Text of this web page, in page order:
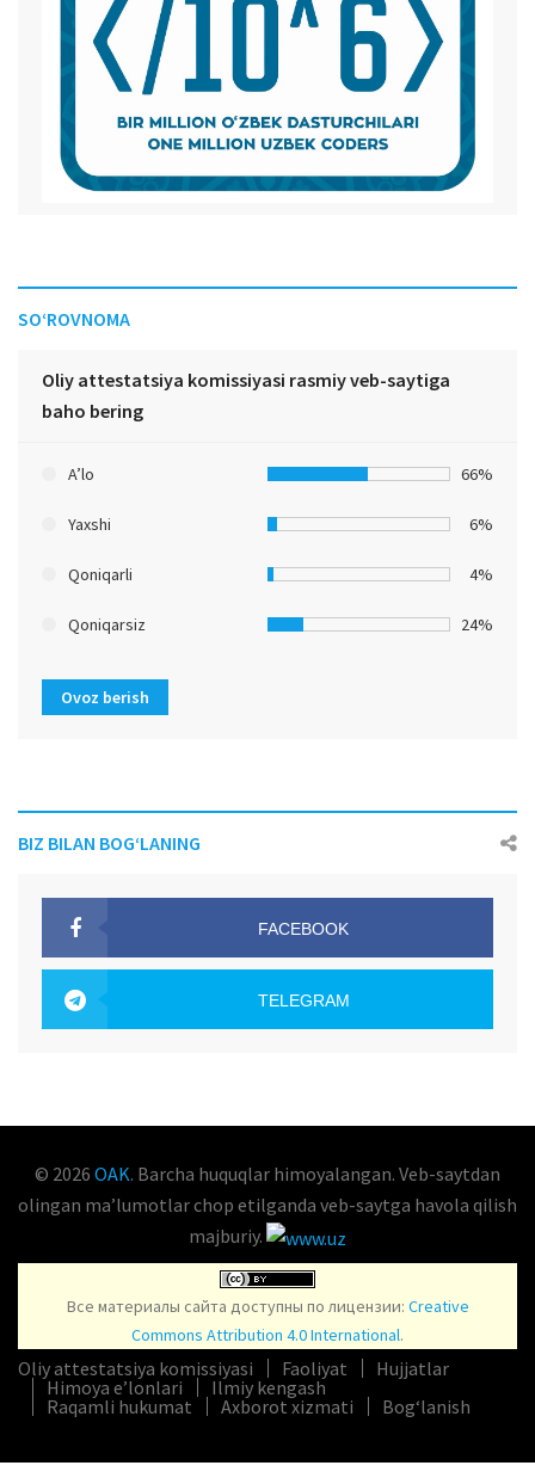
SO‘ROVNOMA
Oliy attestatsiya komissiyasi rasmiy veb-saytiga
baho bering
A’lo 66%
Yaxshi 6%
Qoniqarli 4%
Qoniqarsiz 24%
Ovoz berish
BIZ BILAN BOG‘LANING
FACEBOOK
TELEGRAM
© 2026 OAK. Barcha huquqlar himoyalangan. Veb-saytdan
olingan maʼlumotlar chop etilganda veb-saytga havola qilish
majburiy.
Все материалы сайта доступны по лицензии: Creative
Commons Attribution 4.0 International.
Oliy attestatsiya komissiyasi Faoliyat
Hujjatlar
Himoya e’lonlari
Ilmiy kengash
Raqamli hukumat
Axborot xizmati Bog‘lanish